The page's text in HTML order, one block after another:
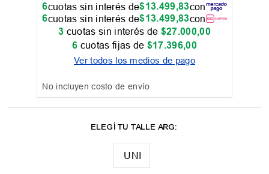
6cuotas sin interés de$13.499,83con
6cuotas sin interés de$13.499,83con
3 cuotas sin interés de $27.000,00
6 cuotas fijas de $17.396,00
Ver todos los medios de pago
No incluyen costo de envío
UNI